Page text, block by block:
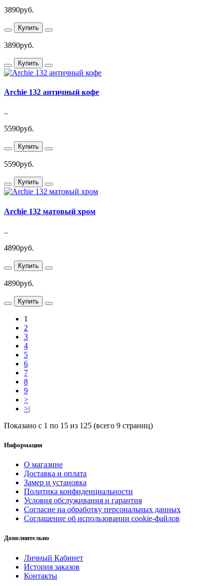
3890руб.
Купить
3890руб.
Купить
Archie 132 античный кофе
..
5590руб.
Купить
5590руб.
Купить
Archie 132 матовый хром
..
4890руб.
Купить
4890руб.
Купить
1
2
3
4
5
6
7
8
9
>
>|
Показано с 1 по 15 из 125 (всего 9 страниц)
Информация
О магазине
Доставка и оплата
Замер и установка
Политика конфиденциальности
Условия обслуживания и гарантия
Согласие на обработку персональных данных
Соглашение об использовании cookie-файлов
Дополнительно
Личный Кабинет
История заказов
Контакты